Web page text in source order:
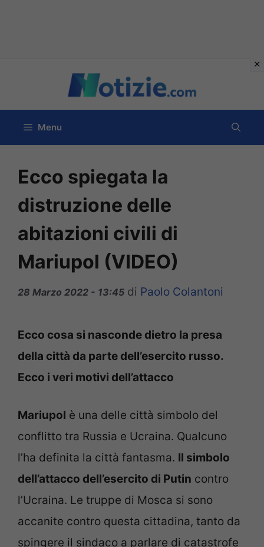
contenuto
Menu
Ecco spiegata la
distruzione delle
abitazioni civili di
Mariupol (VIDEO)
28 Marzo 2022 - 13:45 di Paolo Colantoni
Ecco cosa si nasconde dietro la presa
della città da parte dell’esercito russo.
Ecco i veri motivi dell’attacco
Mariupol è una delle città simbolo del
conflitto tra Russia e Ucraina. Qualcuno
l’ha definita la città fantasma. Il simbolo
dell’attacco dell’esercito di Putin contro
l’Ucraina. Le truppe di Mosca si sono
accanite contro questa cittadina, tanto da
spingere il sindaco a parlare di catastrofe